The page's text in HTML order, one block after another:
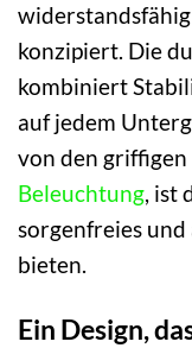
konzipiert. Die
kombiniert
auf jedem
von den griffigen
Beleuchtung, ist
sorgenfreies und
bieten.
Ein Design,